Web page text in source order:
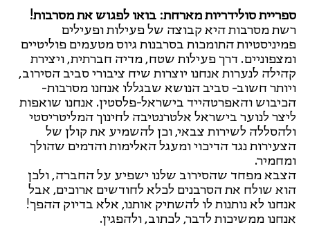
ספריית סולידריות מארחת: בואו לפגוש את מסרבות!
רשת מסרבות היא קבוצה של פעילות ופעילים
פמיניסטיות התומכות בסרבנות גיוס מטעמים פוליטיים
ומצפוניים. דרך פעילות שטח, מדיה חברתית, ויצירת
קהילה לנערות אנחנו יוצרות שיח ציבורי סביב הסירוב,
ויותר חשוב- סביב הנושא שבגללו אנחנו מסרבות-
הכיבוש והאפרטהייד בישראל-פלסטין. אנחנו שואפות
ליצר לנוער בישראל אלטרנטיבה לחינוך המליטריסטי
ולהסללה לשירות צבאי, וכן להשמיע את קולן של
הצעירות נגד הדיכוי ומעגל האלימות והדמים שהולך
ומחמיר.
הצבא מפחד שהסירוב שלנו ישפיע על החברה, ולכן
הוא שולח את הסרבנים לכלא לחודשים ארוכים, אבל
אנחנו לא נותנות לו להשתיק אותנו, אלא בדיוק ההפך!
אנחנו ממשיכות לדבר, לכתוב, ולהפגין.